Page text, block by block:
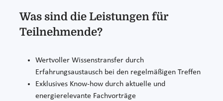
Was sind die Leistungen für
Teilnehmende?
Wertvoller Wissenstransfer durch
Erfahrungsaustausch bei den regelmäßigen Treffen
Exklusives Know-how durch aktuelle und
energierelevante Fachvorträge